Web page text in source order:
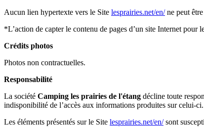
Aucun lien hypertexte vers le Site lesprairies.net/en/ne peut être
*L’action de capter le contenu de pages d’un site Internet
Crédits photos
Photos non contractuelles.
Responsabilité
La société Camping les prairies de l'étang décline toute
indisponibilité de l’accès aux informations produites sur celui-ci.
Les éléments présentés sur le Site lesprairies.net/en/sont